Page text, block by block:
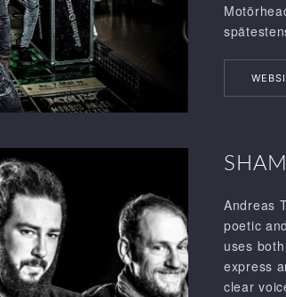
Andreas
poetic
uses
express
clear